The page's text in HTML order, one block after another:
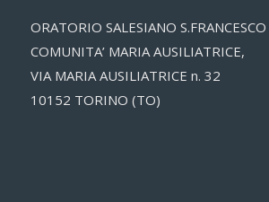
ORATORIO SALESIANO
COMUNITA’ MARIA AUSILIATRICE,
VIA MARIA AUSILIATRICE n. 32
10152 TORINO (TO)